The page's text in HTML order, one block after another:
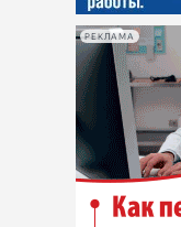
РЕКЛАМА